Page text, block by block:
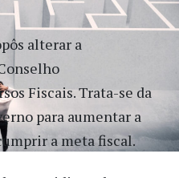
alterar a
Fiscais. Trata-se da
para aumentar a
a meta fiscal.